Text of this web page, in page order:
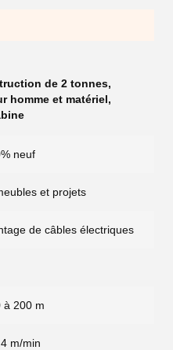
de 2 tonnes,
homme et matériel,
neuf
et projets
de câbles électriques
à 200 m
m/min